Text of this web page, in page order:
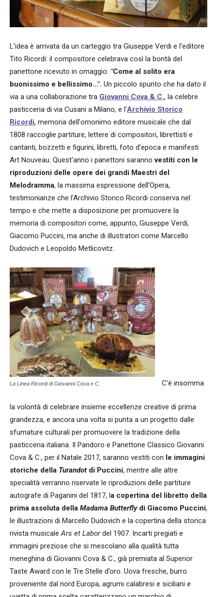
L'idea è arrivata da un carteggio tra Giuseppe Verdi e l’editore
Tito Ricordi: il compositore celebrava così la bontà del
panettone ricevuto in omaggio: "Come al solito era
buonissimo e bellissimo...". Un piccolo spunto che ha dato il
via a una collaborazione tra Giovanni Cova & C., la celebre
pasticceria di via Cusani a Milano, e l'Archivio Storico
Ricordi, memoria dell'omonimo editore musicale che dal
1808 raccoglie partiture, lettere di compositori, librettisti e
cantanti, bozzetti e figurini, libretti, foto d’epoca e manifesti
Art Nouveau. Quest'anno i panettoni sarannovestiti con le
riproduzioni delle opere dei grandi Maestri del
Melodramma, la massima espressione dell’Opera,
testimonianze che l’Archivio Storico Ricordi conserva nel
tempo e che mette a disposizione per promuovere la
memoria di compositori come, appunto, Giuseppe Verdi,
Giacomo Puccini, ma anche di illustratori come Marcello
Dudovich e Leopoldo Metlicovitz.
La Linea Ricordi di Giovanni Cova e C. C'è insomma
la volontà di celebrare insieme eccellenze creative di prima
grandezza, e ancora una volta si punta a un progetto dalle
sfumature culturali per promuovere la tradizione della
pasticceria italiana. Il Pandoro e Panettone Classico Giovanni
Cova & C., per il Natale 2017, saranno vestiti con le immagini
storiche della Turandot di Puccini, mentre alle altre
specialità verranno riservate le riproduzioni delle partiture
autografe di Paganini del 1817, la copertina del libretto della
prima assoluta della Madama Butterflydi Giacomo Puccini,
le illustrazioni di Marcello Dudovich e la copertina della storica
rivista musicaleArs et Labordel 1907. Incarti pregiati e
immagini preziose che si mescolano alla qualità tutta
meneghina di Giovanni Cova & C., già premiata al Superior
Taste Award con le Tre Stelle d’oro. Uova fresche, burro
proveniente dal nord Europa, agrumi calabresi e siciliani e